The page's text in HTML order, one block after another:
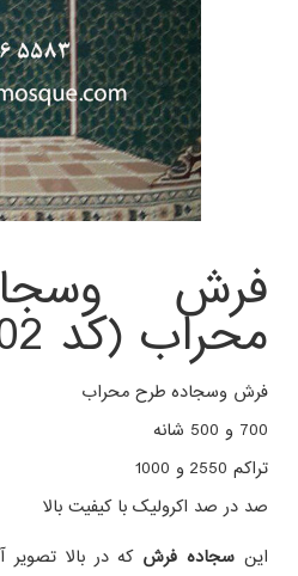
فرش
محراب (کد 1002)
فرش وسجاده طرح محراب
700 و 500 شانه
تراکم 2550 و 1000
صد در صد اکرولیک با کیفیت بالا
این سجاده فرش که در بالا